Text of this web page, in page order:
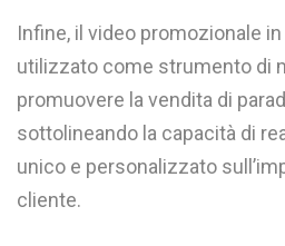
Infine, il video promozionale
utilizzato come strumento di
promuovere la vendita di
sottolineando la capacità di
unico e personalizzato
cliente.